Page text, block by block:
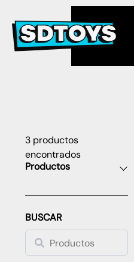
3 productos
encontrados
Productos
BUSCAR